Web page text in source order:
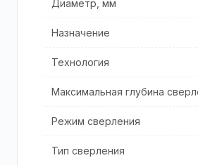
Диаметр, мм
Назначение
Технология
Максимальная глубина
Режим сверления
Тип сверления